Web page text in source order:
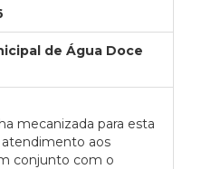
de Água Doce
mecanizada para esta
atendimento aos
conjunto com o